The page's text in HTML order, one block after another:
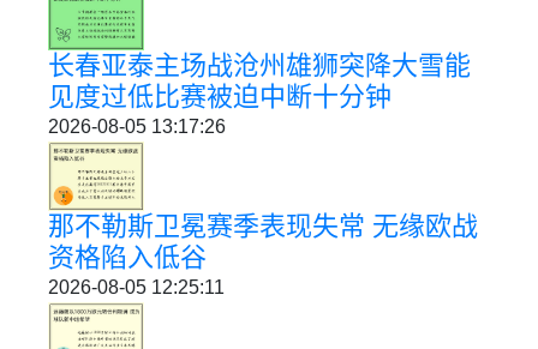
长春亚泰主场战沧州雄狮突降大雪能
见度过低比赛被迫中断十分钟
2026-08-05 13:17:26
那不勒斯卫冕赛季表现失常 无缘欧战
资格陷入低谷
2026-08-05 12:25:11